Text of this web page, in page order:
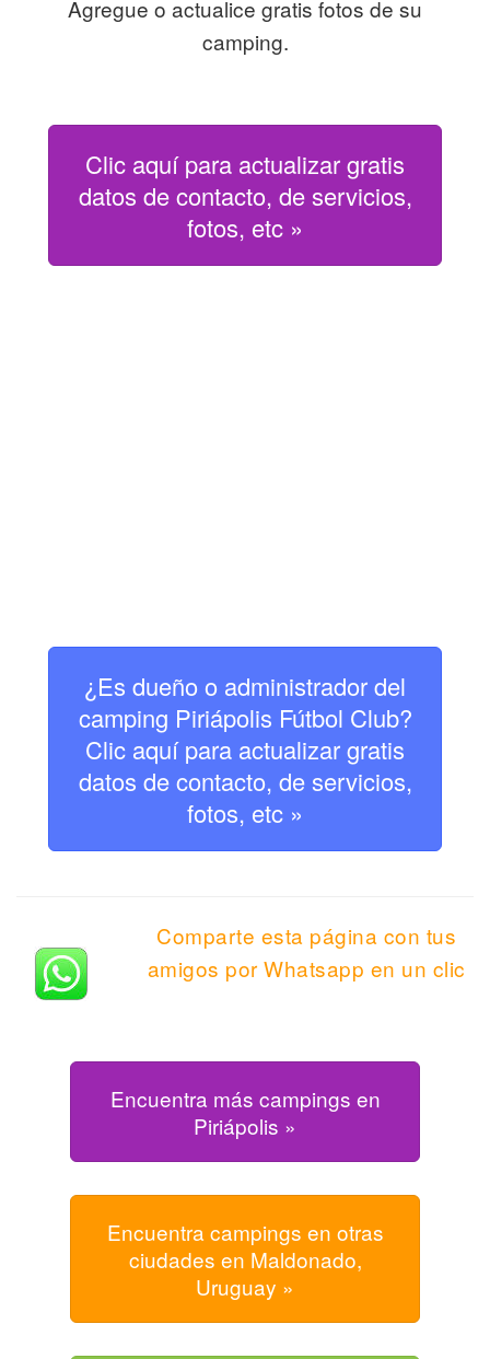
Agregue o actualice gratis fotos de su
camping.
Clic aquí para actualizar gratis
datos de contacto, de servicios,
fotos, etc »
¿Es dueño o administrador del
camping Piriápolis Fútbol Club?
Clic aquí para actualizar gratis
datos de contacto, de servicios,
fotos, etc »
Comparte esta página con tus
amigos por Whatsapp en un clic
Encuentra más campings en
Piriápolis »
Encuentra campings en otras
ciudades en Maldonado,
Uruguay »